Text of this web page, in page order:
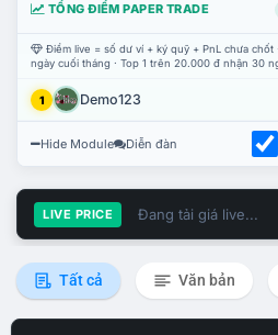
TỔNG ĐIỂM PAPER TRADE
Điểm live = số dư ví + ký quỹ + PnL chưa chốt
ngày cuối tháng · Top 1 trên 20.000 đ nhận 30
1 Demo123
Hide Module Diễn đàn
LIVE PRICE Đang tải giá live...
Tất cả Văn bản